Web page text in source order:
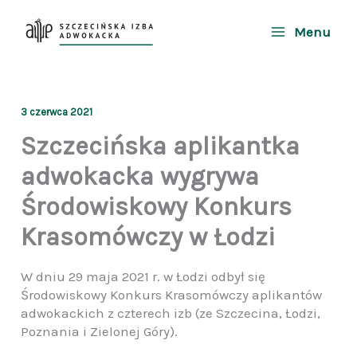
Menu
3 czerwca 2021
Szczecińska aplikantka
adwokacka wygrywa
Środowiskowy Konkurs
Krasomówczy w Łodzi
W dniu 29 maja 2021 r. w Łodzi odbył się
Środowiskowy Konkurs Krasomówczy aplikantów
adwokackich z czterech izb (ze Szczecina, Łodzi,
Poznania i Zielonej Góry).